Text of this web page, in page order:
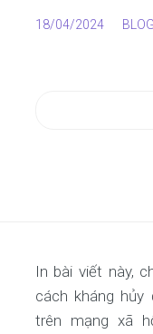
18/04/2024 BLOG
In bài viết này,
cách kháng
trên mạng xã